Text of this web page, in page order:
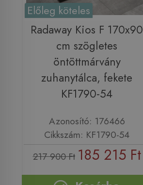
Előleg köteles
Radaway Kios F 170x90
cm szögletes
öntöttmárvány
zuhanytálca, fekete
KF1790-54
Azonosító: 176466
Cikkszám: KF1790-54
217 900 Ft 185 215 Ft